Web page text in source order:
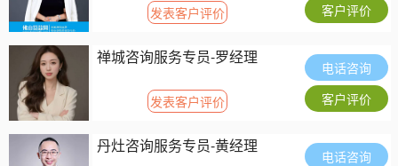
发表客户评价
客户评价
禅城咨询服务专员-罗经理
发表客户评价
电话咨询
客户评价
丹灶咨询服务专员-黄经理
电话咨询